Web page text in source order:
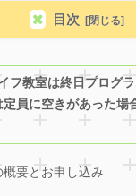
目次
フ教室は終日プログ
員に空きがあった場
概要とお申し込み